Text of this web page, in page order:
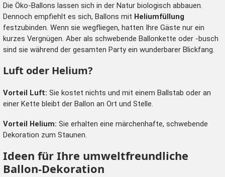
Die Öko-Ballons lassen sich in der Natur biologisch abbauen.
Dennoch empfiehlt es sich, Ballons mit Heliumfüllung
festzubinden. Wenn sie wegfliegen, hatten Ihre Gäste nur ein
kurzes Vergnügen. Aber als schwebende Ballonkette oder -busch
sind sie während der gesamten Party ein wunderbarer Blickfang.
Luft oder Helium?
Vorteil Luft: Sie kostet nichts und mit einem Ballstab oder an
einer Kette bleibt der Ballon an Ort und Stelle.
Vorteil Helium: Sie erhalten eine märchenhafte, schwebende
Dekoration zum Staunen.
Ideen für Ihre umweltfreundliche
Ballon-Dekoration